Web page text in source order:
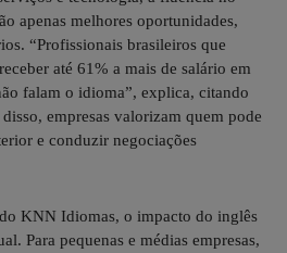
apenas melhores oportunidades,
“Profissionais brasileiros que
até 61% a mais de salário em
falam o idioma”, explica, citando
empresas valorizam quem pode
e conduzir negociações
KNN Idiomas, o impacto do inglês
Para pequenas e médias empresas,